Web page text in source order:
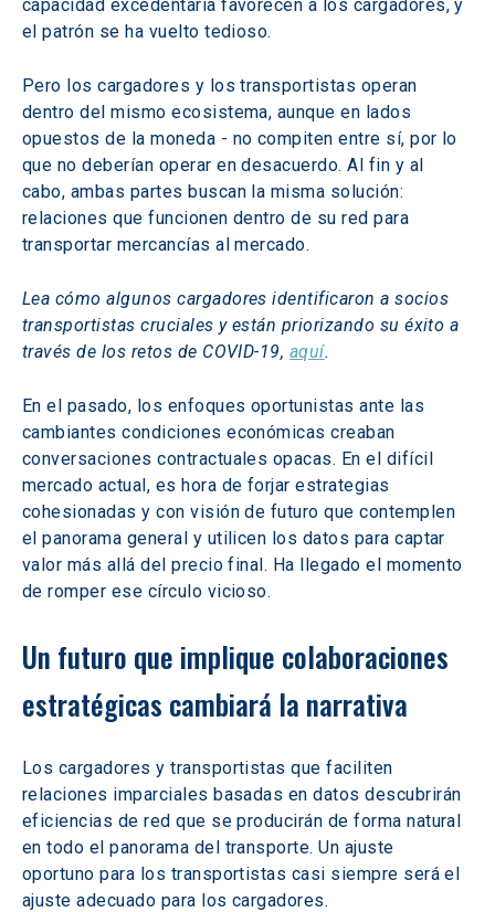
capacidad excedentaria favorecen a los cargadores, y
el patrón se ha vuelto tedioso.
Pero los cargadores y los transportistas operan
dentro del mismo ecosistema, aunque en lados
opuestos de la moneda - no compiten entre sí, por lo
que no deberían operar en desacuerdo. Al fin y al
cabo, ambas partes buscan la misma solución:
relaciones que funcionen dentro de su red para
transportar mercancías al mercado.
Lea cómo algunos cargadores identificaron a socios
transportistas cruciales y están priorizando su éxito a
través de los retos de COVID-19, aquí.
En el pasado, los enfoques oportunistas ante las
cambiantes condiciones económicas creaban
conversaciones contractuales opacas. En el difícil
mercado actual, es hora de forjar estrategias
cohesionadas y con visión de futuro que contemplen
el panorama general y utilicen los datos para captar
valor más allá del precio final. Ha llegado el momento
de romper ese círculo vicioso.
Un futuro que implique colaboraciones
estratégicas cambiará la narrativa
Los cargadores y transportistas que faciliten
relaciones imparciales basadas en datos descubrirán
eficiencias de red que se producirán de forma natural
en todo el panorama del transporte. Un ajuste
oportuno para los transportistas casi siempre será el
ajuste adecuado para los cargadores.